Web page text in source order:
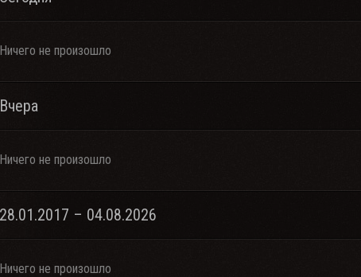
Ничего не произошло
Вчера
Ничего не произошло
28.01.2017 – 04.08.2026
Ничего не произошло